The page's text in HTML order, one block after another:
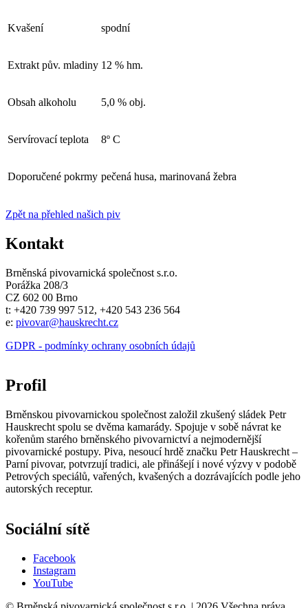
Kvašení spodní
Extrakt pův. mladiny 12 % hm.
Obsah alkoholu 5,0 % obj.
Servírovací teplota 8º C
Doporučené pokrmy pečená husa, marinovaná žebra
Zpět na přehled našich piv
Kontakt
Brněnská pivovarnická společnost s.r.o.
Porážka 208/3
CZ 602 00 Brno
t: +420 739 997 512, +420 543 236 564
e: pivovar@hauskrecht.cz
GDPR - podmínky ochrany osobních údajů
Profil
Brněnskou pivovarnickou společnost založil zkušený sládek Petr
Hauskrecht spolu se dvěma kamarády. Spojuje v sobě návrat ke
kořenům starého brněnského pivovarnictví a nejmodernější
pivovarnické postupy. Piva, nesoucí hrdě značku Petr Hauskrecht –
Parní pivovar, potvrzují tradici, ale přinášejí i nové výzvy v podobě
Petrových speciálů, vařených, kvašených a dozrávajících podle jeho
autorských receptur.
Sociální sítě
Facebook
Instagram
YouTube